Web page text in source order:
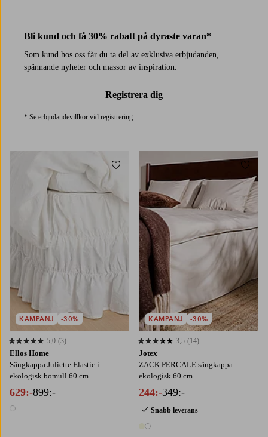
Bli kund och få 30% rabatt på dyraste varan*
Som kund hos oss får du ta del av exklusiva erbjudanden,
spännande nyheter och massor av inspiration.
Registrera dig
* Se erbjudandevillkor vid registrering
Ellos Home
Sängkappa Juliette Elastic i
ekologisk bomull 60 cm
629:-899:-
1 färg
5,0 baserat på 3 st betyg
5,0 (3)
KAMPANJ -30%
Lägg till i favoriter
120X200140X200
160X200
Jotex
ZACK PERCALE sängkappa
ekologisk 60 cm
244:-349:-
Snabb leverans
2 färger
3,5 baserat på 14 st betyg
3,5 (14)
KAMPANJ -30%
90X200 120X200 140X200
160X200
180X200